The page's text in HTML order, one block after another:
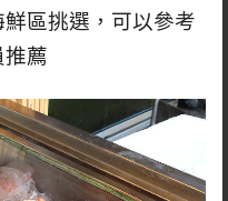
區挑選，可以參考
推薦